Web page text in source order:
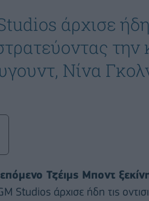
άρχισε ήδη
Νίνα
Τζέιμς Μποντ
Studios άρχισε ήδη τις